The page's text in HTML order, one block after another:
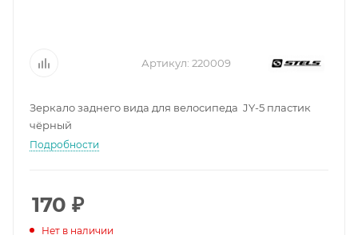
Артикул: 220009
Зеркало заднего вида для велосипеда JY-5 пластик
чёрный
Подробности
170 ₽
Нет в наличии